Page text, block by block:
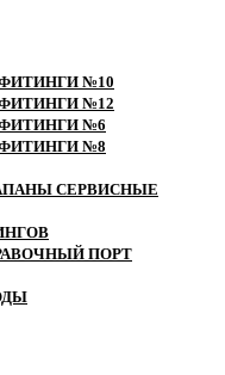
№10
№12
№6
№8
СЕРВИСНЫЕ
ПОРТ